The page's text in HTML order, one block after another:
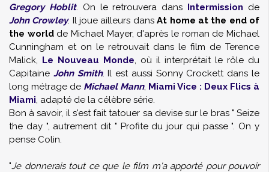
Gregory Hoblit. On le retrouvera dans Intermission de
John Crowley. Il joue ailleurs dansAt home at the end of
the worldde Michael Mayer, d'après le roman de Michael
Cunningham et on le retrouvait dans le film de Terence
Malick, Le Nouveau Monde, où il interprétait le rôle du
Capitaine John Smith. Il est aussi Sonny Crockett dans le
long métrage de Michael Mann, Miami Vice : Deux Flics à
Miami, adapté de la célèbre série.
Bon à savoir, il s'est fait tatouer sa devise sur le bras " Seize
the day ", autrement dit " Profite du jour qui passe ". On y
pense Colin.
"Je donnerais tout ce que le film m'a apporté pour pouvoir